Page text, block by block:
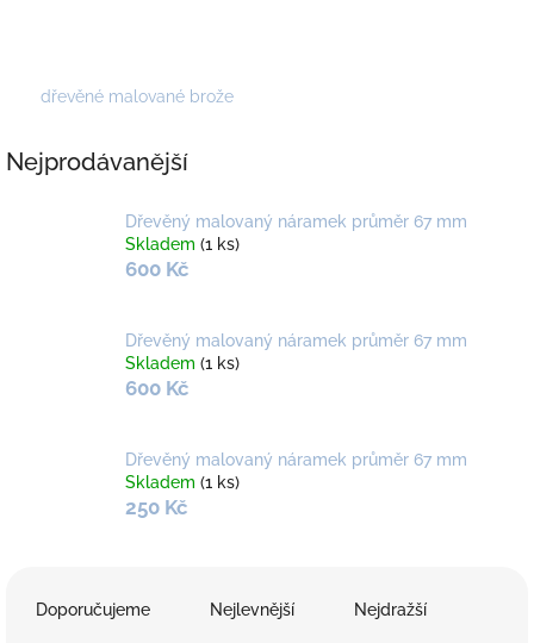
dřevěné malované brože
Nejprodávanější
Dřevěný malovaný náramek průměr 67 mm
Skladem (1 ks)
600 Kč
Dřevěný malovaný náramek průměr 67 mm
Skladem (1 ks)
600 Kč
Dřevěný malovaný náramek průměr 67 mm
Skladem (1 ks)
250 Kč
Doporučujeme Nejlevnější Nejdražší